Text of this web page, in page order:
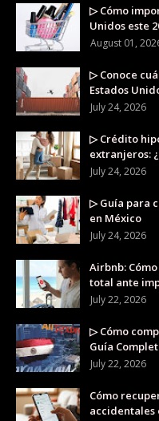
▷ Cómo
Unidos este
August 01,
▷ Conoce
Estados
July 24, 2026
▷ Crédito
extranjeros:
July 24, 2026
▷ Guía para
en México
July 24, 2026
Airbnb:
total ante
July 22, 2026
▷ Cómo
Guía
July 22, 2026
Cómo
accidentales